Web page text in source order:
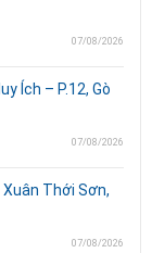
07/08/2026
Ích – P.12, Gò
07/08/2026
Thới Sơn,
07/08/2026